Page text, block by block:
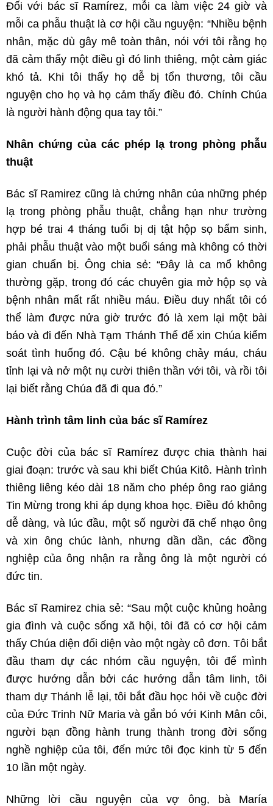
Đối với bác sĩ Ramírez, mỗi ca làm việc 24 giờ và
mỗi ca phẫu thuật là cơ hội cầu nguyện: “Nhiều bệnh
nhân, mặc dù gây mê toàn thân, nói với tôi rằng họ
đã cảm thấy một điều gì đó linh thiêng, một cảm giác
khó tả. Khi tôi thấy họ dễ bị tổn thương, tôi cầu
nguyện cho họ và họ cảm thấy điều đó. Chính Chúa
là người hành động qua tay tôi.”
Nhân chứng của các phép lạ trong phòng phẫu
thuật
Bác sĩ Ramirez cũng là chứng nhân của những ​​phép
lạ trong phòng phẫu thuật, chẳng hạn như trường
hợp bé trai 4 tháng tuổi bị dị tật hộp sọ bẩm sinh,
phải phẫu thuật vào một buổi sáng mà không có thời
gian chuẩn bị. Ông chia sẻ: “Đây là ca mổ không
thường gặp, trong đó các chuyên gia mở hộp sọ và
bệnh nhân mất rất nhiều máu. Điều duy nhất tôi có
thể làm được nửa giờ trước đó là xem lại một bài
báo và đi đến Nhà Tạm Thánh Thể để xin Chúa kiểm
soát tình huống đó. Cậu bé không chảy máu, cháu
tỉnh lại và nở một nụ cười thiên thần với tôi, và rồi tôi
lại biết rằng Chúa đã đi qua đó.”
Hành trình tâm linh của bác sĩ Ramírez
Cuộc đời của bác sĩ Ramírez được chia thành hai
giai đoạn: trước và sau khi biết Chúa Kitô. Hành trình
thiêng liêng kéo dài 18 năm cho phép ông rao giảng
Tin Mừng trong khi áp dụng khoa học. Điều đó không
dễ dàng, và lúc đầu, một số người đã chế nhạo ông
và xin ông chúc lành, nhưng dần dần, các đồng
nghiệp của ông nhận ra rằng ông là một người có
đức tin.
Bác sĩ Ramirez chia sẻ: “Sau một cuộc khủng hoảng
gia đình và cuộc sống xã hội, tôi đã có cơ hội cảm
thấy Chúa diện đối diện vào một ngày cô đơn. Tôi bắt
đầu tham dự các nhóm cầu nguyện, tôi để mình
được hướng dẫn bởi các hướng dẫn tâm linh, tôi
tham dự Thánh lễ lại, tôi bắt đầu học hỏi về cuộc đời
của Đức Trinh Nữ Maria và gắn bó với Kinh Mân côi,
người bạn đồng hành trung thành trong đời sống
nghề nghiệp của tôi, đến mức tôi đọc kinh từ 5 đến
10 lần một ngày.
Những lời cầu nguyện của vợ ông, bà María